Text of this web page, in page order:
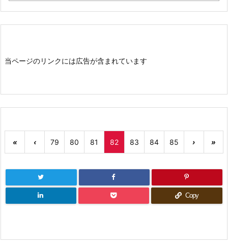
当ページのリンクには広告が含まれています
« ‹ 79 80 81 82 83 84 85 › »
Copy